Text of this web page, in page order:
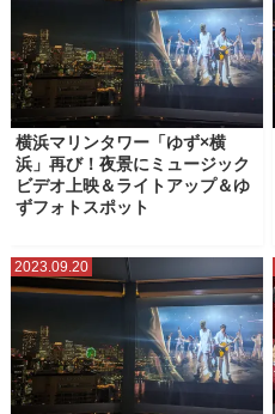
横浜マリンタワー「ゆず×横
浜」再び！夜景にミュージック
ビデオ上映＆ライトアップ＆ゆ
ずフォトスポット
2023.09.20